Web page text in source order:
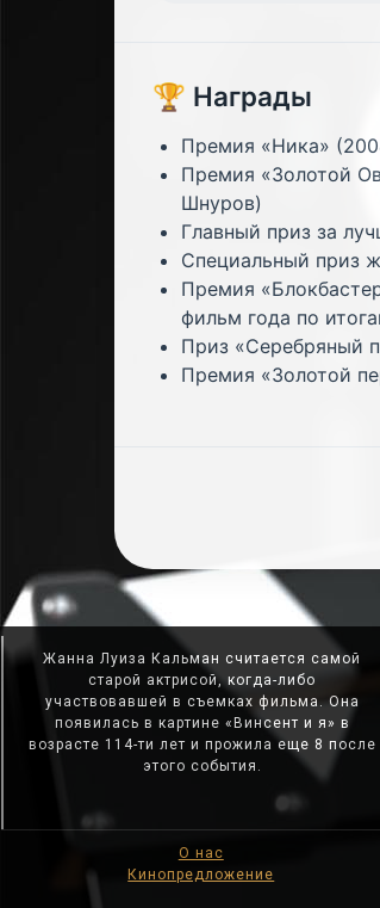
🏆 Награды
Премия «Ника»
Премия «Золотой
Шнуров)
Главный приз за
Специальный приз
Премия
фильм года по
Приз «Серебряный
Премия «Золотой
Жанна Луиза Кальман считается самой
старой актрисой, когда-либо
участвовавшей в съемках фильма. Она
появилась в картине «Винсент и я» в
возрасте 114-ти лет и прожила еще 8 после
этого события.
О нас
Кинопредложение